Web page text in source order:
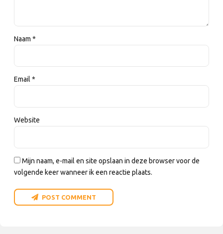
Naam *
Email *
Website
Mijn naam, e-mail en site opslaan in deze browser voor de
volgende keer wanneer ik een reactie plaats.
POST COMMENT